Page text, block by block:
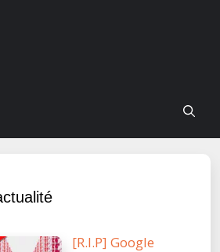
[R.I.P] Google